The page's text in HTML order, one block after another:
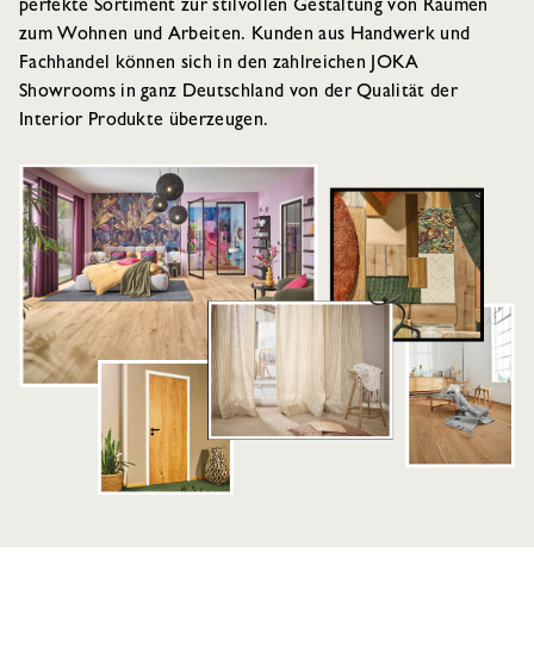
perfekte Sortiment zur stilvollen Gestaltung von Räumen
zum Wohnen und Arbeiten. Kunden aus Handwerk und
Fachhandel können sich in den zahlreichen JOKA
Showrooms in ganz Deutschland von der Qualität der
Interior Produkte überzeugen.